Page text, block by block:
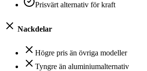
Prisvärt alternativ för kraft
Nackdelar
Högre pris än övriga modeller
Tyngre än aluminiumalternativ